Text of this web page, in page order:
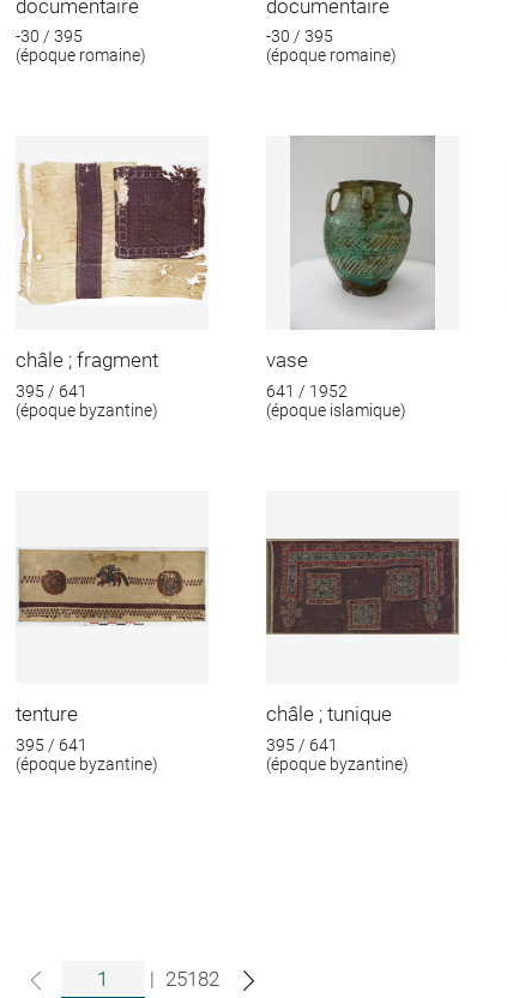
documentaire
-30 / 395
(époque romaine)
documentaire
-30 / 395
(époque romaine)
châle ; fragment
395 / 641
(époque byzantine)
vase
641 / 1952
(époque islamique)
tenture
395 / 641
(époque byzantine)
châle ; tunique
395 / 641
(époque byzantine)
| 25182